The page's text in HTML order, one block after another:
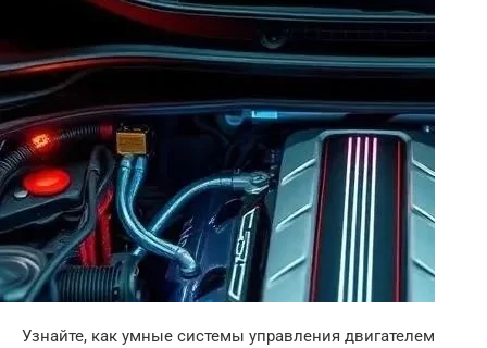
Узнайте, как умные системы управления двигателем